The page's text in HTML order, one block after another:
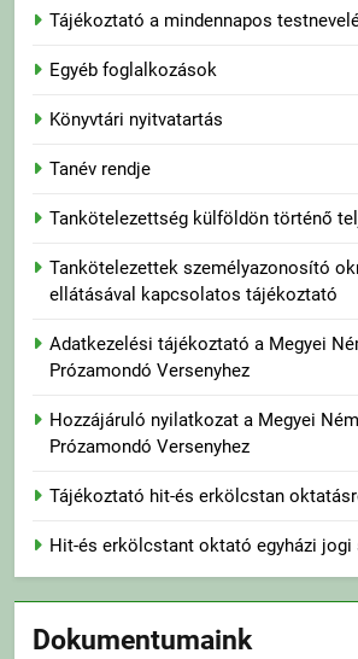
Tájékoztató a mindennapos
Egyéb foglalkozások
Könyvtári nyitvatartás
Tanév rendje
Tankötelezettség külföldön történő
Tankötelezettek személyazonosító
ellátásával kapcsolatos tájékoztató
Adatkezelési tájékoztató a Megyei
Prózamondó Versenyhez
Hozzájáruló nyilatkozat a Megyei
Prózamondó Versenyhez
Tájékoztató hit-és erkölcstan
Hit-és erkölcstant oktató egyházi jogi
Dokumentumaink